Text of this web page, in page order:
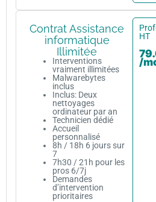
Contrat Assistance
informatique
Illimitée
Interventions
vraiment illimitées
Malwarebytes
inclus
Inclus: Deux
nettoyages
ordinateur par an
Technicien dédié
Accueil
personnalisé
8h / 18h 6 jours sur
7
7h30 / 21h pour les
pros 6/7j
Demandes
d’intervention
prioritaires
HT
/